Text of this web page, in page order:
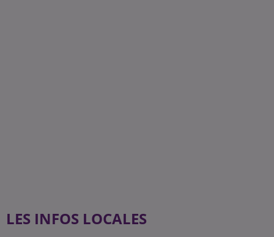
LES INFOS LOCALES